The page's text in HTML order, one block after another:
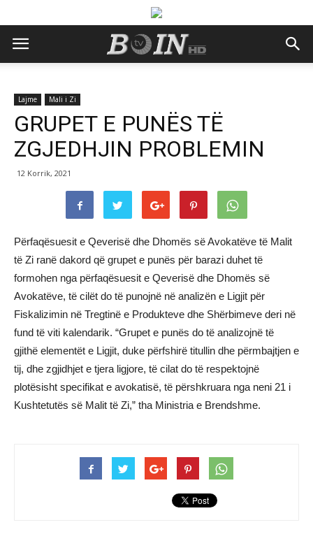
Lajme Mali i Zi
GRUPET E PUNËS TË
ZGJEDHJIN PROBLEMIN
12 Korrik, 2021
Përfaqësuesit e Qeverisë dhe Dhomës së Avokatëve të Malit
të Zi ranë dakord që grupet e punës për barazi duhet të
formohen nga përfaqësuesit e Qeverisë dhe Dhomës së
Avokatëve, të cilët do të punojnë në analizën e Ligjit për
Fiskalizimin në Tregtinë e Produkteve dhe Shërbimeve deri në
fund të viti kalendarik. “Grupet e punës do të analizojnë të
gjithë elementët e Ligjit, duke përfshirë titullin dhe përmbajtjen e
tij, dhe zgjidhjet e tjera ligjore, të cilat do të respektojnë
plotësisht specifikat e avokatisë, të përshkruara nga neni 21 i
Kushtetutës së Malit të Zi,” tha Ministria e Brendshme.